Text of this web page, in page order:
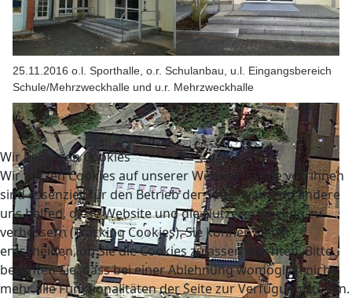
25.11.2016 o.l. Sporthalle, o.r. Schulanbau, u.l. Eingangsbereich
Schule/Mehrzweckhalle und u.r. Mehrzweckhalle
Wir benutzen Cookies
Wir nutzen Cookies auf unserer Website. Einige von ihnen
sind essenziell für den Betrieb der Seite, während andere
uns helfen, diese Website und die Nutzererfahrung zu
verbessern (Tracking Cookies). Sie können selbst
entscheiden, ob Sie die Cookies zulassen möchten. Bitte
beachten Sie, dass bei einer Ablehnung womöglich nicht
mehr alle Funktionalitäten der Seite zur Verfügung stehen.